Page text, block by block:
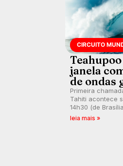
CIRCUITO
janela
de ondas
Primeira
Tahiti acontece
14h30 (de
swell
leia mais »